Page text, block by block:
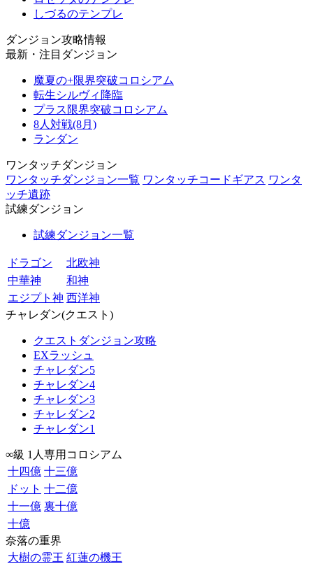
しづるのテンプレ
ダンジョン攻略情報
最新・注目ダンジョン
魔夏の+限界突破コロシアム
転生シルヴィ降臨
プラス限界突破コロシアム
8人対戦(8月)
ランダン
ワンタッチダンジョン
ワンタッチダンジョン一覧 ワンタッチコードギアス ワンタ
ッチ遺跡
試練ダンジョン
試練ダンジョン一覧
ドラゴン
北欧神
中華神
和神
エジプト神 西洋神
チャレダン(クエスト)
クエストダンジョン攻略
EXラッシュ
チャレダン5
チャレダン4
チャレダン3
チャレダン2
チャレダン1
∞級 1人専用コロシアム
十四億 十三億
ドット 十二億
十一億 裏十億
十億
奈落の重界
大樹の霊王 紅蓮の機王